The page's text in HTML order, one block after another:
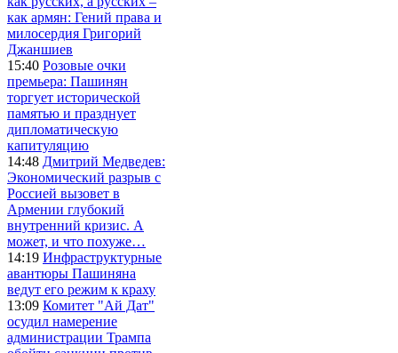
как армян: Гений права и
милосердия Григорий
Джаншиев
15:40 Розовые очки
премьера: Пашинян
торгует исторической
памятью и празднует
дипломатическую
капитуляцию
14:48 Дмитрий Медведев:
Экономический разрыв с
Россией вызовет в
Армении глубокий
внутренний кризис. А
может, и что похуже…
14:19 Инфраструктурные
авантюры Пашиняна
ведут его режим к краху
13:09 Комитет "Ай Дат"
осудил намерение
администрации Трампа